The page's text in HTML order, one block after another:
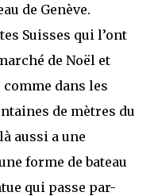
de Genève.
Suisses qui l’ont
de Noël et
dans les
de mètres du
aussi a une
forme de bateau
qui passe par-